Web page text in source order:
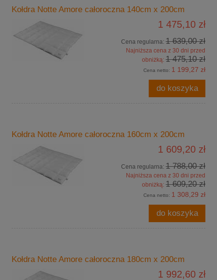
Kołdra Notte Amore całoroczna 140cm x 200cm
1 475,10 zł
Cena regularna: 1 639,00 zł
Najniższa cena z 30 dni przed
obniżką: 1 475,10 zł
Cena netto: 1 199,27 zł
do koszyka
Kołdra Notte Amore całoroczna 160cm x 200cm
1 609,20 zł
Cena regularna: 1 788,00 zł
Najniższa cena z 30 dni przed
obniżką: 1 609,20 zł
Cena netto: 1 308,29 zł
do koszyka
Kołdra Notte Amore całoroczna 180cm x 200cm
1 992,60 zł